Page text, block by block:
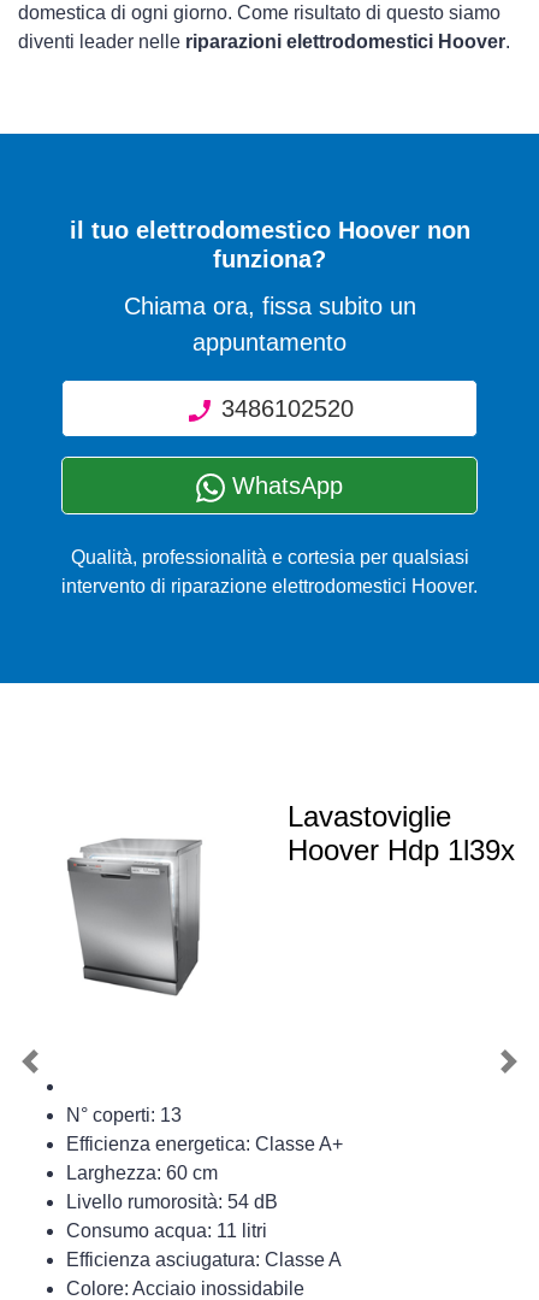
domestica di ogni giorno. Come risultato di questo siamo
diventi leader nelle riparazioni elettrodomestici Hoover.
il tuo elettrodomestico Hoover non
funziona?
Chiama ora, fissa subito un
appuntamento
3486102520
WhatsApp
Qualità, professionalità e cortesia per qualsiasi
intervento di riparazione elettrodomestici Hoover.
Lavastoviglie
Hoover Hdp 1l39x
N° coperti: 13
Efficienza energetica: Classe A+
Larghezza: 60 cm
Livello rumorosità: 54 dB
Consumo acqua: 11 litri
Efficienza asciugatura: Classe A
Colore: Acciaio inossidabile
Previous